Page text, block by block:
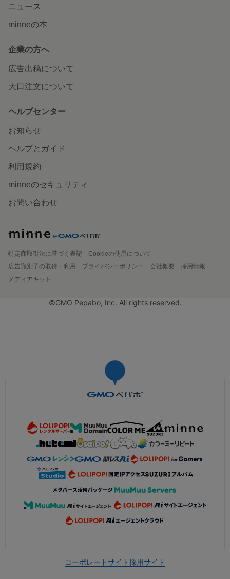
ニュース
minneの本
企業の方へ
広告出稿について
大口注文について
ヘルプセンター
お知らせ
ヘルプとガイド
利用規約
minneのセキュリティ
お問い合わせ
特定商取引法に基づく表記
Cookieの使用について
広告識別子の取得・利用
プライバシーポリシー 会社概要
採用情報
メディアキット
©GMO Pepabo, Inc. All rights reserved.
コーポレートサイト採用サイト